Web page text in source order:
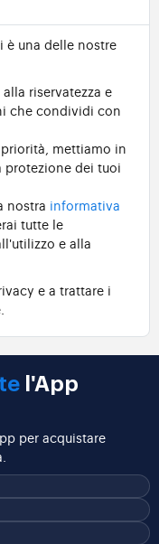
è una delle nostre
riservatezza e
che condividi con
mettiamo in
protezione dei tuoi
nostra informativa
tutte le
e alla
e a trattare i
l'App
per acquistare